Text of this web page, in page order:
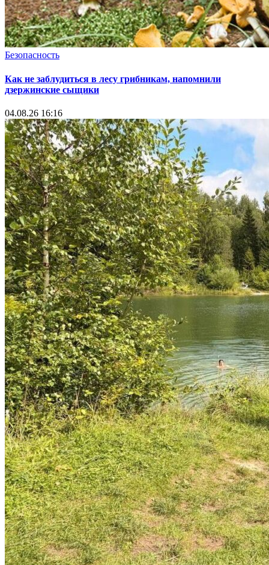
Безопасность
Как не заблудиться в лесу грибникам, напомнили
дзержинские сыщики
04.08.26 16:16